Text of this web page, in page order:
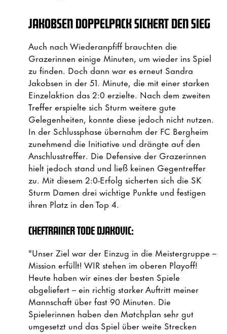
JAKOBSEN DOPPELPACK SICHERT DEN SIEG
Auch nach Wiederanpfiff brauchten die
Grazerinnen einige Minuten, um wieder ins Spiel
zu finden. Doch dann war es erneut Sandra
Jakobsen in der 51. Minute, die mit einer starken
Einzelaktion das 2:0 erzielte. Nach dem zweiten
Treffer erspielte sich Sturm weitere gute
Gelegenheiten, konnte diese jedoch nicht nutzen.
In der Schlussphase übernahm der FC Bergheim
zunehmend die Initiative und drängte auf den
Anschlusstreffer. Die Defensive der Grazerinnen
hielt jedoch stand und ließ keinen Gegentreffer
zu. Mit diesem 2:0-Erfolg sicherten sich die SK
Sturm Damen drei wichtige Punkte und festigen
ihren Platz in den Top 4.
CHEFTRAINER TODE DJAKOVIC:
"Unser Ziel war der Einzug in die Meistergruppe –
Mission erfüllt! WIR stehen im oberen Playoff!
Heute haben wir eines der besten Spiele
abgeliefert – ein richtig starker Auftritt meiner
Mannschaft über fast 90 Minuten. Die
Spielerinnen haben den Matchplan sehr gut
umgesetzt und das Spiel über weite Strecken